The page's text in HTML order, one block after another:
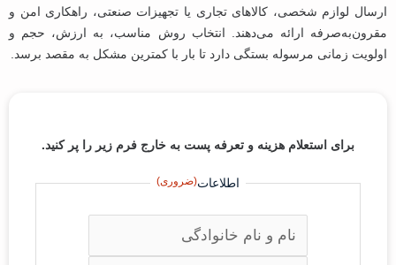
ارسال لوازم شخصی، کالاهای تجاری یا تجهیزات صنعتی، راهکاری امن و
مقرون‌به‌صرفه ارائه می‌دهند. انتخاب روش مناسب، به ارزش، حجم و
اولویت زمانی مرسوله بستگی دارد تا بار با کمترین مشکل به مقصد برسد.
برای استعلام هزینه و تعرفه پست به خارج فرم زیر را پر کنید.
اطلاعات(ضروری)